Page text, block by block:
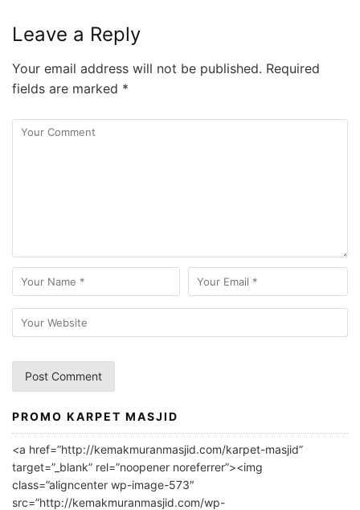
Leave a Reply
Your email address will not be published. Required
fields are marked *
A
l
r
PROMO KARPET MASJID
<a href=”http://kemakmuranmasjid.com/karpet-masjid”
target=”_blank” rel=”noopener noreferrer”><img
class=”aligncenter wp-image-573″
src=”http://kemakmuranmasjid.com/wp-